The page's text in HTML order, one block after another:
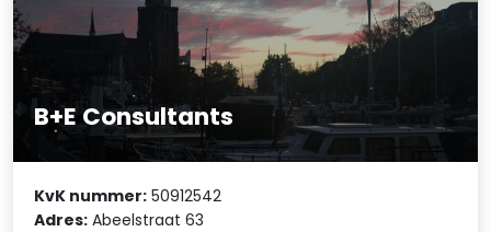
B+E Consultants
KvK nummer: 50912542
Adres: Abeelstraat 63